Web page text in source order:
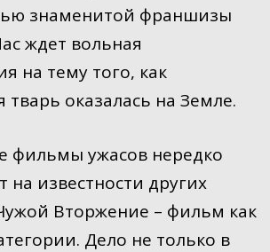
знаменитой франшизы
ждет вольная
на тему того, как
тварь оказалась на Земле.
фильмы ужасов нередко
на известности других
Вторжение – фильм как
Дело не только в